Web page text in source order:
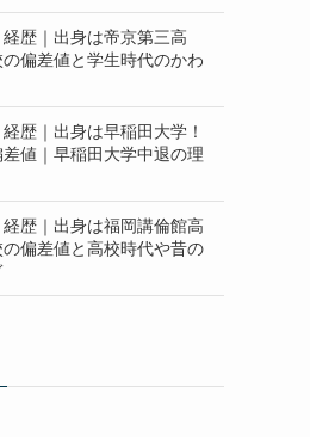
歴｜出身は帝京第三高
偏差値と学生時代のかわ
歴｜出身は早稲田大学！
値｜早稲田大学中退の理
歴｜出身は福岡講倫館高
偏差値と高校時代や昔の